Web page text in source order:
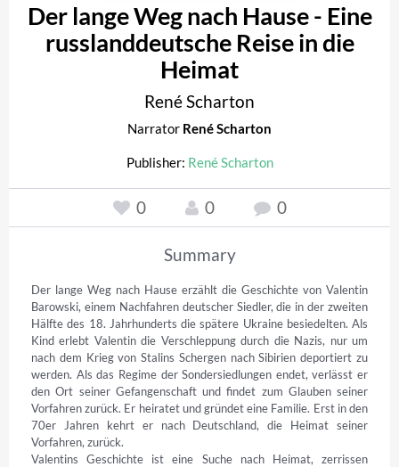
Der lange Weg nach Hause - Eine
russlanddeutsche Reise in die
Heimat
René Scharton
Narrator René Scharton
Publisher: René Scharton
0 0 0
Summary
Der lange Weg nach Hause erzählt die Geschichte von Valentin
Barowski, einem Nachfahren deutscher Siedler, die in der zweiten
Hälfte des 18. Jahrhunderts die spätere Ukraine besiedelten. Als
Kind erlebt Valentin die Verschleppung durch die Nazis, nur um
nach dem Krieg von Stalins Schergen nach Sibirien deportiert zu
werden. Als das Regime der Sondersiedlungen endet, verlässt er
den Ort seiner Gefangenschaft und findet zum Glauben seiner
Vorfahren zurück. Er heiratet und gründet eine Familie. Erst in den
70er Jahren kehrt er nach Deutschland, die Heimat seiner
Vorfahren, zurück.
Valentins Geschichte ist eine Suche nach Heimat, zerrissen